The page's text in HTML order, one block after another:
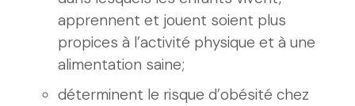
apprennent et jouent soient plus
propices à l’activité physique et à une
alimentation saine;
déterminent le risque d’obésité chez